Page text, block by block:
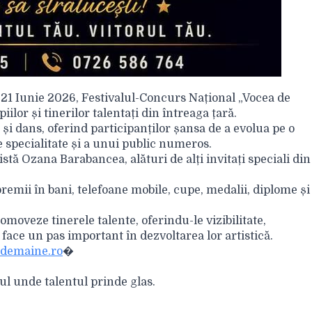
Iunie 2026, Festivalul-Concurs Național „Vocea de
și tinerilor talentați din întreaga țară.
dans, oferind participanților șansa de a evolua pe o
și a unui public numeros.
Ozana Barabancea, alături de alți invitați speciali din
în bani, telefoane mobile, cupe, medalii, diplome și
tinerele talente, oferindu-le vizibilitate,
un pas important în dezvoltarea lor artistică.
⁠�
unde talentul prinde glas.